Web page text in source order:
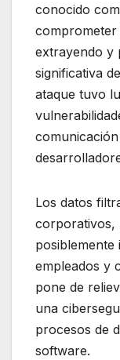
conocido
comprometer
extrayendo y
significativa
ataque tuvo
Los datos
corporativos,
empleados y
pone de
una
procesos de
software.